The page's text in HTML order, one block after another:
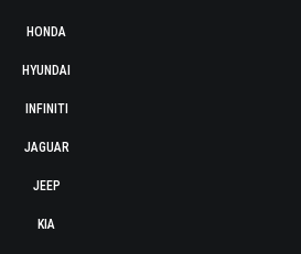
HONDA
HYUNDAI
INFINITI
JAGUAR
JEEP
KIA